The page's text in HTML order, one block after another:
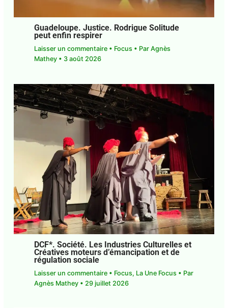
Guadeloupe. Justice. Rodrigue Solitude
peut enfin respirer
Laisser un commentaire •Focus • Par Agnès
Mathey•3 août 2026